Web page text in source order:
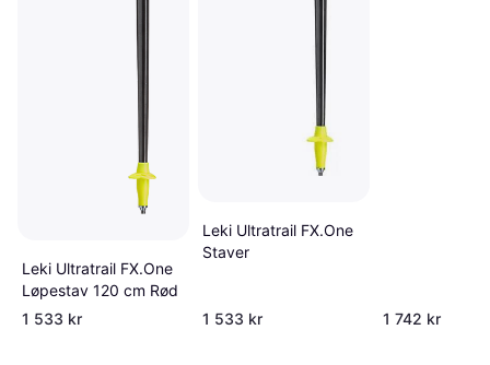
Leki Ultratrail FX.One
Løpestav 120 cm Rød
1 533 kr
Leki Ultratrail FX.One
Staver
1 533 kr 1 742 kr